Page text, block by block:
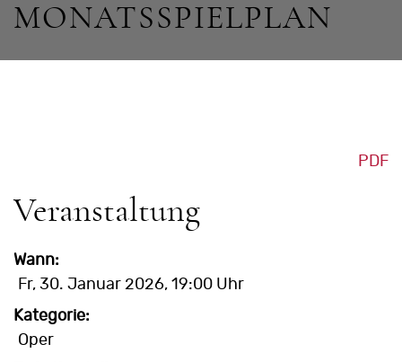
MONATSSPIELPLAN
PDF
Veranstaltung
Wann:
Fr, 30. Januar 2026, 19:00 Uhr
Kategorie:
Oper